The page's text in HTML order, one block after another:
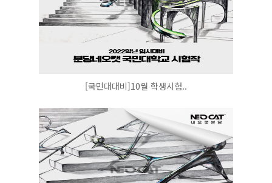
[국민대대비]10월 학생시험..